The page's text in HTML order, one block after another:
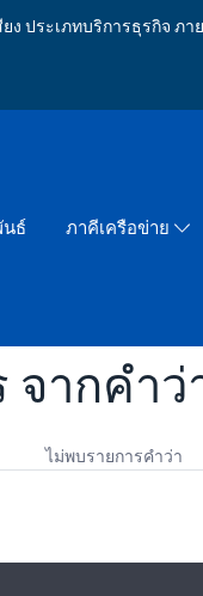
ประเภทบริการธุรกิจ
ธ์ ภาคีเครือข่าย
ากคำว่
ไม่พบรายการคำว่า